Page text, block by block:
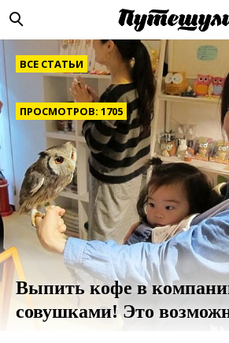
ВСЕ СТАТЬИ
ПРОСМОТРОВ: 1705
Выпить кофе в
совушками! Это